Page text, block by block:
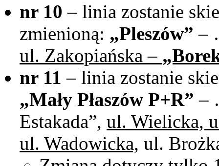
nr 10 – linia zostanie
zmienioną: „Pleszów” –
ul. Zakopiańska –
nr 11– linia zostanie
„Mały Płaszów P+R” –
Estakada”, ul. Wielicka,
ul. Wadowicka, ul.